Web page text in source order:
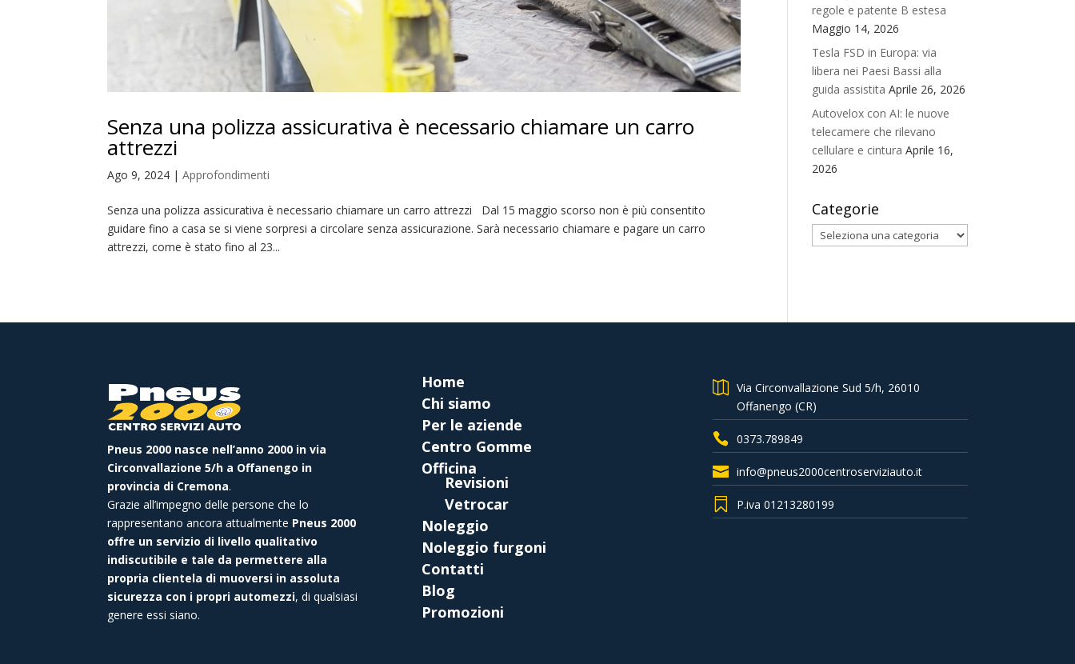
Senza una polizza assicurativa è necessario chiamare un carro
attrezzi
Ago 9, 2024 |Approfondimenti
Senza una polizza assicurativa è necessario chiamare un carro attrezzi Dal 15 maggio scorso non è più consentito
guidare fino a casa se si viene sorpresi a circolare senza assicurazione. Sarà necessario chiamare e pagare un carro
attrezzi, come è stato fino al 23...
regole e patente B estesa
Maggio 14, 2026
Tesla FSD in Europa: via
libera nei Paesi Bassi alla
guida assistita Aprile 26, 2026
Autovelox con AI: le nuove
telecamere che rilevano
cellulare e cintura Aprile 16,
2026
Categorie
Categorie
Pneus 2000 nasce nell’anno 2000 in via
Circonvallazione 5/h a Offanengo in
provincia di Cremona.
Grazie all’impegno delle persone che lo
rappresentano ancora attualmente Pneus 2000
offre un servizio di livello qualitativo
indiscutibile e tale da permettere alla
propria clientela di muoversi in assoluta
sicurezza con i propri automezzi, di qualsiasi
genere essi siano.
Home
Chi siamo
Per le aziende
Centro Gomme
Officina
Revisioni
Vetrocar
Noleggio
Noleggio furgoni
Contatti
Blog
Promozioni
Via Circonvallazione Sud 5/h, 26010
Offanengo (CR)
0373.789849
info@pneus2000centroserviziauto.it
P.iva 01213280199